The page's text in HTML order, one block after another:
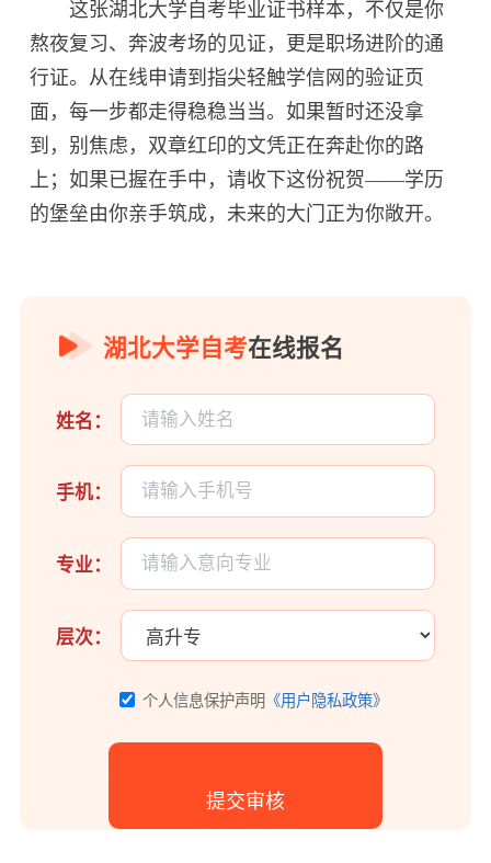
这张湖北大学自考毕业证书样本，不仅是你
熬夜复习、奔波考场的见证，更是职场进阶的通
行证。从在线申请到指尖轻触学信网的验证页
面，每一步都走得稳稳当当。如果暂时还没拿
到，别焦虑，双章红印的文凭正在奔赴你的路
上；如果已握在手中，请收下这份祝贺——学历
的堡垒由你亲手筑成，未来的大门正为你敞开。
湖北大学自考在线报名
姓名：
手机：
专业：
层次：
个人信息保护声明 《用户隐私政策》